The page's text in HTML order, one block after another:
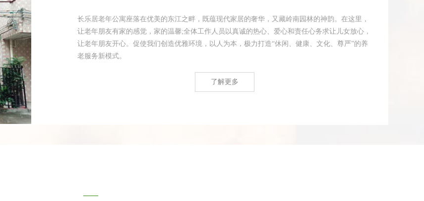
长乐居老年公寓座落在优美的东江之畔，既蕴现代家居的奢华，又藏岭南园林的神韵。在这里，
让老年朋友有家的感觉，家的温馨;全体工作人员以真诚的热心、爱心和责任心务求让儿女放心，
让老年朋友开心。促使我们创造优雅环境，以人为本，极力打造“休闲、健康、文化、尊严”的养
老服务新模式。
了解更多